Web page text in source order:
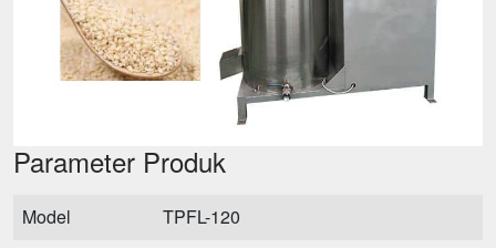
Parameter Produk
Model
TPFL-120